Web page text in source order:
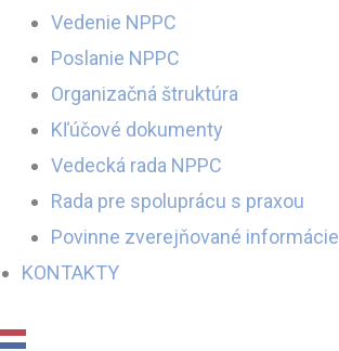
Vedenie NPPC
Poslanie NPPC
Organizačná štruktúra
Kľúčové dokumenty
Vedecká rada NPPC
Rada pre spoluprácu s praxou
Povinne zverejňované informácie
KONTAKTY